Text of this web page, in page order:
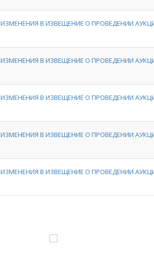
ИЗМЕНЕНИЯ В ИЗВЕЩЕНИЕ О ПРОВЕДЕНИИ
ИЗМЕНЕНИЯ В ИЗВЕЩЕНИЕ О ПРОВЕДЕНИИ
ИЗМЕНЕНИЯ В ИЗВЕЩЕНИЕ О ПРОВЕДЕНИИ
ИЗМЕНЕНИЯ В ИЗВЕЩЕНИЕ О ПРОВЕДЕНИИ
ИЗМЕНЕНИЯ В ИЗВЕЩЕНИЕ О ПРОВЕДЕНИИ